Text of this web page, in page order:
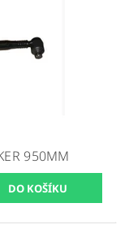
950MM